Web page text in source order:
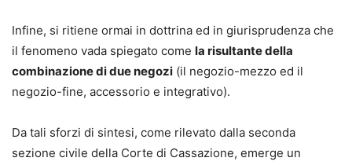
Infine, si ritiene ormai in dottrina ed in giurisprudenza che
il fenomeno vada spiegato come la risultante della
combinazione di due negozi (il negozio-mezzo ed il
negozio-fine, accessorio e integrativo).
Da tali sforzi di sintesi, come rilevato dalla seconda
sezione civile della Corte di Cassazione, emerge un